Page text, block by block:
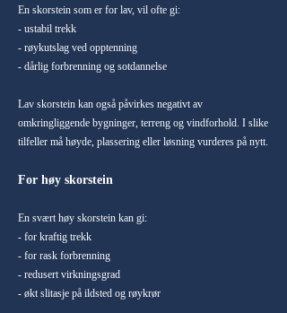
En skorstein som er for lav, vil ofte gi:
- ustabil trekk
- røykutslag ved opptenning
- dårlig forbrenning og sotdannelse
Lav skorstein kan også påvirkes negativt av
omkringliggende bygninger, terreng og vindforhold. I slike
tilfeller må høyde, plassering eller løsning vurderes på nytt.
For høy skorstein
En svært høy skorstein kan gi:
- for kraftig trekk
- for rask forbrenning
- redusert virkningsgrad
- økt slitasje på ildsted og røykrør